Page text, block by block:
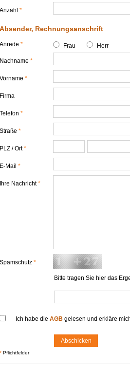
Anzahl *
Absender, Rechnungsanschrift
Anrede * Frau Herr
Nachname *
Vorname *
Firma
Telefon *
Straße *
PLZ / Ort*
E-Mail *
Ihre Nachricht*
Spamschutz *
Bitte tragen Sie hier das
Ich habe die AGB gelesen und erkläre
* Pflichtfelder